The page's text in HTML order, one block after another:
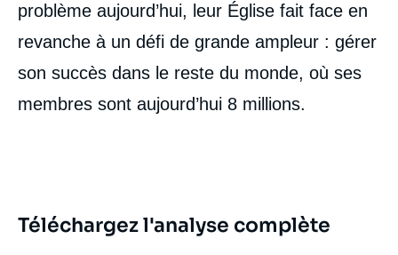
problème aujourd’hui, leur Église fait face en
revanche à un défi de grande ampleur : gérer
son succès dans le reste du monde, où ses
membres sont aujourd’hui 8 millions.
Téléchargez l'analyse complète